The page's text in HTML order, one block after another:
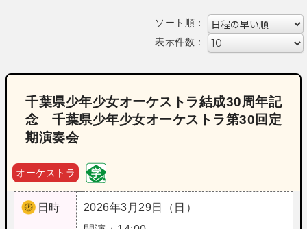
ソート順：
表示件数：
千葉県少年少女オーケストラ結成30周年記
念 千葉県少年少女オーケストラ第30回定
期演奏会
オーケストラ
日時
2026年3月29日（日）